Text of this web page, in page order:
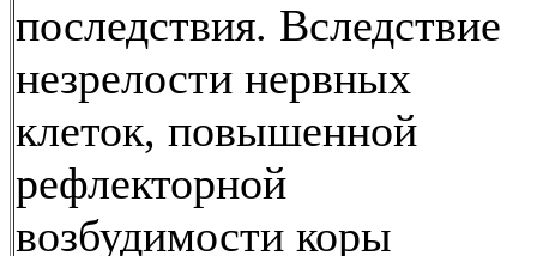
последствия. Вследствие
незрелости нервных
клеток, повышенной
рефлекторной
возбудимости коры